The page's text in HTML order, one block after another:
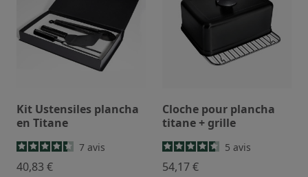
Kit Ustensiles plancha
en Titane
7 avis
40,83 €
Cloche pour plancha
titane + grille
5 avis
54,17 €